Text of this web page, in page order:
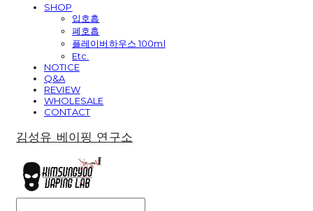
SHOP
입호흡
폐호흡
플레이버하우스 100ml
Etc.
NOTICE
Q&A
REVIEW
WHOLESALE
CONTACT
김성유 베이핑 연구소